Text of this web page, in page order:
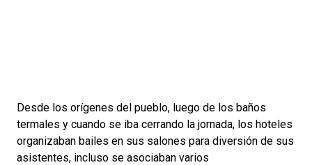
Desde los orígenes del pueblo, luego de los baños
termales y cuando se iba cerrando la jornada, los hoteles
organizaban bailes en sus salones para diversión de sus
asistentes, incluso se asociaban varios